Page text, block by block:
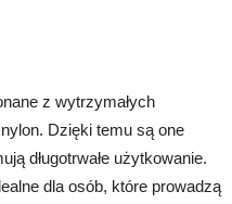
z wytrzymałych
nylon. Dzięki temu są one
długotrwałe użytkowanie.
dla osób, które prowadzą